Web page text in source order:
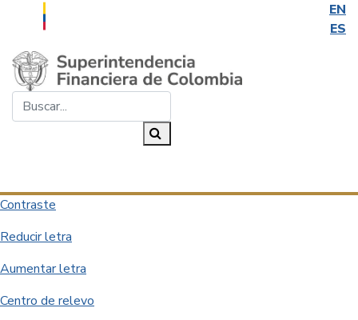
EN
ES
Saltar al contenido principal
Contraste
Reducir letra
Aumentar letra
Centro de relevo